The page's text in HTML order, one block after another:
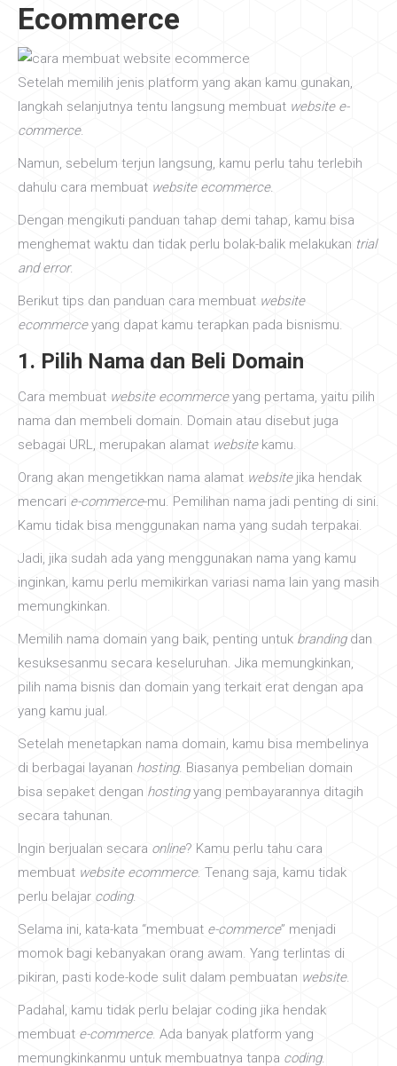
Ecommerce
Setelah memilih jenis platform yang akan kamu gunakan,
langkah selanjutnya tentu langsung membuat website e-
commerce.
Namun, sebelum terjun langsung, kamu perlu tahu terlebih
dahulu cara membuat website ecommerce.
Dengan mengikuti panduan tahap demi tahap, kamu bisa
menghemat waktu dan tidak perlu bolak-balik melakukan trial
and error.
Berikut tips dan panduan cara membuat website
ecommerceyang dapat kamu terapkan pada bisnismu.
1. Pilih Nama dan Beli Domain
Cara membuat website ecommerceyang pertama, yaitu pilih
nama dan membeli domain. Domain atau disebut juga
sebagai URL, merupakan alamat websitekamu.
Orang akan mengetikkan nama alamat website jika hendak
mencari e-commerce-mu. Pemilihan nama jadi penting di sini.
Kamu tidak bisa menggunakan nama yang sudah terpakai.
Jadi, jika sudah ada yang menggunakan nama yang kamu
inginkan, kamu perlu memikirkan variasi nama lain yang masih
memungkinkan.
Memilih nama domain yang baik, penting untuk brandingdan
kesuksesanmu secara keseluruhan. Jika memungkinkan,
pilih nama bisnis dan domain yang terkait erat dengan apa
yang kamu jual.
Setelah menetapkan nama domain, kamu bisa membelinya
di berbagai layanan hosting. Biasanya pembelian domain
bisa sepaket dengan hostingyang pembayarannya ditagih
secara tahunan.
Ingin berjualan secara online? Kamu perlu tahu cara
membuat website ecommerce. Tenang saja, kamu tidak
perlu belajar coding.
Selama ini, kata-kata “membuat e-commerce” menjadi
momok bagi kebanyakan orang awam. Yang terlintas di
pikiran, pasti kode-kode sulit dalam pembuatan website.
Padahal, kamu tidak perlu belajar coding jika hendak
membuat e-commerce. Ada banyak platform yang
memungkinkanmu untuk membuatnya tanpa coding.